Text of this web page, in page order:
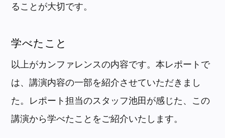
ることが大切です。
学べたこと
以上がカンファレンスの内容です。本レポートで
は、講演内容の一部を紹介させていただきまし
た。レポート担当のスタッフ池田が感じた、この
講演から学べたことをご紹介いたします。